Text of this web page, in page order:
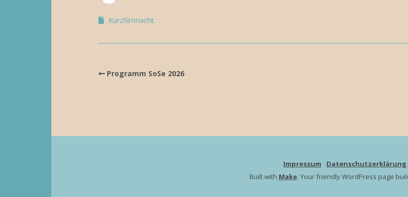
Kurzfilmnacht
Programm SoSe 2026
Impressum
Datenschutzerklärung
Built with Make. Your friendly WordPress page